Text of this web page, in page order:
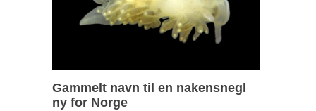
Gammelt navn til en nakensnegl
ny for Norge